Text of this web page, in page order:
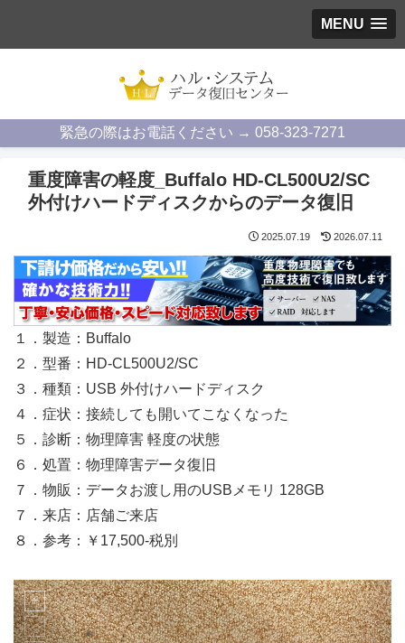
MENU
緊急の際はお電話ください → 058-323-7271
重度障害の軽度_Buffalo HD-CL500U2/SC
外付けハードディスクからのデータ復旧
2025.07.19 2026.07.11
１．製造：Buffalo
２．型番：HD-CL500U2/SC
３．種類：USB 外付けハードディスク
４．症状：接続しても開いてこなくなった
５．診断：物理障害 軽度の状態
６．処置：物理障害データ復旧
７．物販：データお渡し用のUSBメモリ 128GB
７．来店：店舗ご来店
８．参考：￥17,500-税別